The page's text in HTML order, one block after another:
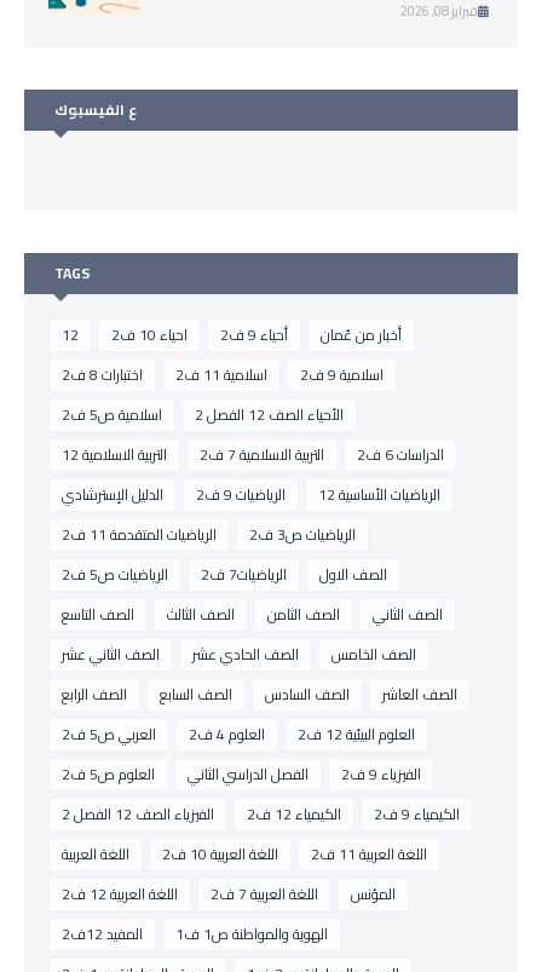
فبراير 08, 2026
ع الفيسبوك
TAGS
12 احياء 10 ف2 أحياء 9 ف2
أخبار من عُمان
اختبارات 8 ف2
اسلامية 11 ف2
اسلامية 9 ف2
اسلامية ص5 ف2
الأحياء الصف 12 الفصل 2
التربية الاسلامية 12
التربية الاسلامية 7 ف2
الدراسات 6 ف2
الدليل الإسترشادي
الرياضيات 9 ف2
الرياضيات الأساسية 12
الرياضيات المتقدمة 11 ف2
الرياضيات ص3 ف2
الرياضيات ص5 ف2
الرياضيات7 ف2
الصف الاول
الصف التاسع
الصف الثالث الصف الثامن
الصف الثاني
الصف الثاني عشر
الصف الحادي عشر
الصف الخامس
الصف الرابع
الصف السابع الصف السادس
الصف العاشر
العربي ص5 ف2
العلوم 4 ف2
العلوم البيئية 12 ف2
العلوم ص5 ف2
الفصل الدراسي الثاني
الفيزياء 9 ف2
الفيزياء الصف 12 الفصل 2
الكيمياء 12 ف2
الكيمياء 9 ف2
اللغة العربية
اللغة العربية 10 ف2
اللغة العربية 11 ف2
اللغة العربية 12 ف2
اللغة العربية 7 ف2
المؤنس
المفيد 12ف2
الهوية والمواطنة ص1 ف1